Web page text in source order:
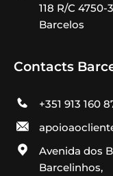
118 R/C 4750-
Barcelos
Contacts
+351 913 160
Avenida dos
Barcelinhos,